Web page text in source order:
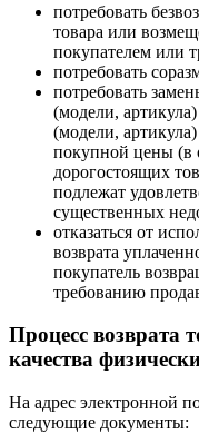
потребовать
товара или
покупателем или
потребовать
потребовать
(модели,
(модели,
покупной цены (в
дорогостоящих
подлежат
существенных
отказаться от
возврата
покупатель
требованию
Процесс возврата
качества
На адрес электронной
следующие документы: